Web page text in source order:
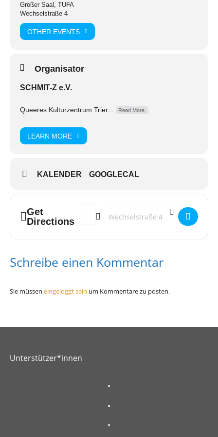
Tickets gibt es ab jetzt im SCHMIT-Z, an allen Ticket-
Regional Vorverkaufsstellen und
Großer Saal, TUFA
Wechselstraße 4
OTHER EVENTS
Organisator
SCHMIT-Z e.V.
Queeres Kulturzentrum Trier... Read More.
LEARN MORE
KALENDER GOOGLECAL
Get
Directions
Address - Ein wirklich liebenswertes Haus! []
Destination Address - Ein wirklich
Schreibe einen Kommentar
Sie müssen eingeloggt sein um Kommentare zu posten.
Unterstützer*innen